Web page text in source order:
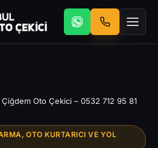
Oto Çekici – 0532 712 95 81
OTO KURTARICI VE YOL